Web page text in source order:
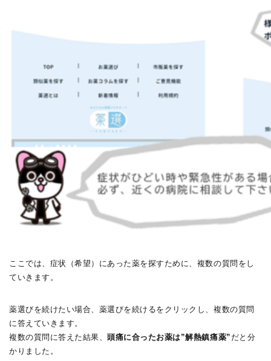
ここでは、症状（希望）にあった薬を探すために、複数の質問をし
ていきます。
薬選びを続けたい場合、薬選びを続けるをクリックし、複数の質問
に答えていきます。
複数の質問に答えた結果、頭痛に合ったお薬は”解熱鎮痛薬” だと分
かりました。